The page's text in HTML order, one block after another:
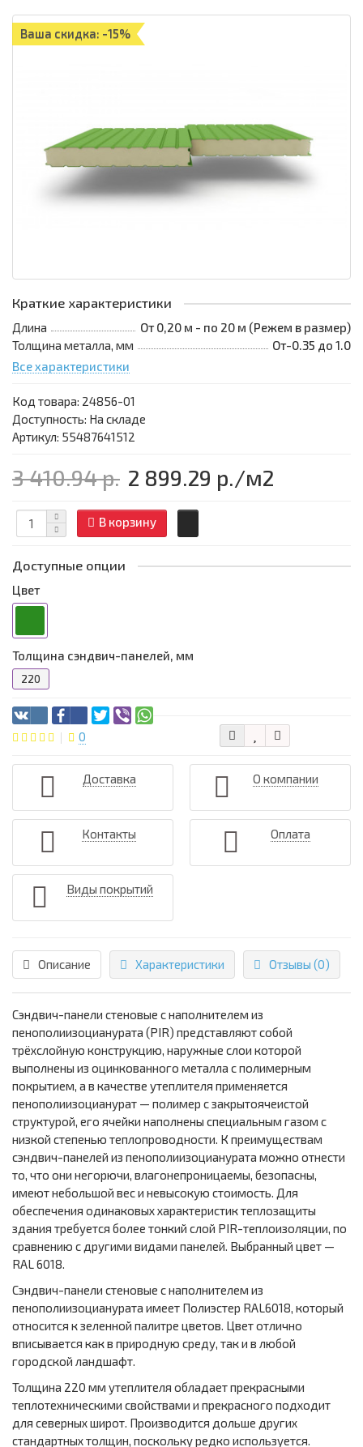
Ваша скидка: -15%
Краткие характеристики
Длина
От 0,20 м - по 20 м (Режем в размер)
Толщина металла, мм
От-0.35 до 1.0
Все характеристики
Код товара: 24856-01
Доступность: На складе
Артикул: 55487641512
3 410.94 р. 2 899.29 р./м2
В корзину
Доступные опции
Цвет
Толщина сэндвич-панелей, мм
220
0
Доставка О компании
Контакты Оплата
Виды покрытий
Описание Характеристики Отзывы (0)
Сэндвич-панели стеновые с наполнителем из
пенополиизоцианурата (PIR) представляют собой
трёхслойную конструкцию, наружные слои которой
выполнены из оцинкованного металла с полимерным
покрытием, а в качестве утеплителя применяется
пенополиизоцианурат — полимер с закрытоячеистой
структурой, его ячейки наполнены специальным газом с
низкой степенью теплопроводности. К преимуществам
сэндвич-панелей из пенополиизоцианурата можно отнести
то, что они негорючи, влагонепроницаемы, безопасны,
имеют небольшой вес и невысокую стоимость. Для
обеспечения одинаковых характеристик теплозащиты
здания требуется более тонкий слой PIR-теплоизоляции, по
сравнению с другими видами панелей. Выбранный цвет —
RAL 6018.
Сэндвич-панели стеновые с наполнителем из
пенополиизоцианурата имеет Полиэстер RAL6018, который
относится к зеленной палитре цветов. Цвет отлично
вписывается как в природную среду, так и в любой
городской ландшафт.
Толщина 220 мм утеплителя обладает прекрасными
теплотехническими свойствами и прекрасного подходит
для северных широт. Производится дольше других
стандартных толщин, поскольку редко используется.